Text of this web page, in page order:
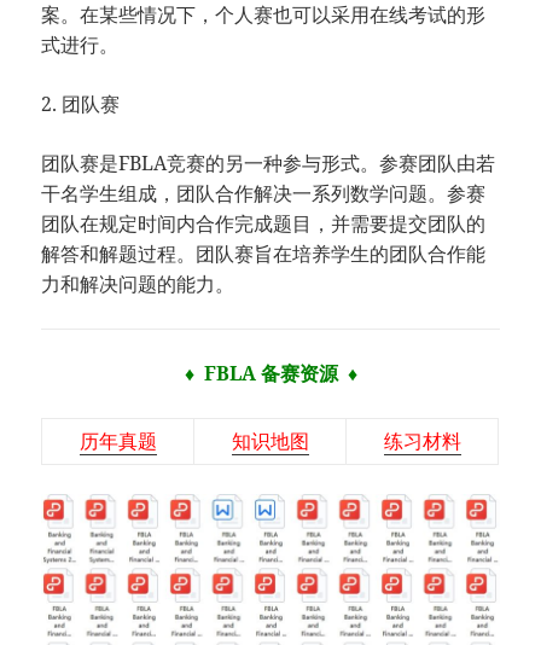
案。在某些情况下，个人赛也可以采用在线考试的形
式进行。
2. 团队赛
团队赛是FBLA竞赛的另一种参与形式。参赛团队由若
干名学生组成，团队合作解决一系列数学问题。参赛
团队在规定时间内合作完成题目，并需要提交团队的
解答和解题过程。团队赛旨在培养学生的团队合作能
力和解决问题的能力。
♦ FBLA 备赛资源 ♦
历年真题 知识地图 练习材料